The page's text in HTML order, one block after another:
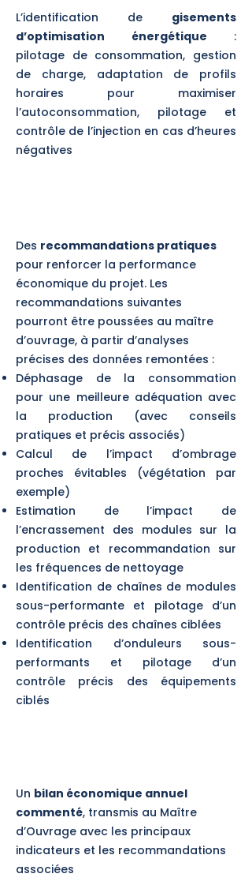
L’identification de gisements
d’optimisation énergétique :
pilotage de consommation, gestion
de charge, adaptation de profils
horaires pour maximiser
l’autoconsommation, pilotage et
contrôle de l’injection en cas d’heures
négatives
Des recommandations pratiques
pour renforcer la performance
économique du projet. Les
recommandations suivantes
pourront être poussées au maître
d’ouvrage, à partir d’analyses
précises des données remontées :
Déphasage de la consommation
pour une meilleure adéquation avec
la production (avec conseils
pratiques et précis associés)
Calcul de l’impact d’ombrage
proches évitables (végétation par
exemple)
Estimation de l’impact de
l’encrassement des modules sur la
production et recommandation sur
les fréquences de nettoyage
Identification de chaînes de modules
sous-performante et pilotage d’un
contrôle précis des chaînes ciblées
Identification d’onduleurs sous-
performants et pilotage d’un
contrôle précis des équipements
ciblés
Un bilan économique annuel
commenté, transmis au Maître
d’Ouvrage avec les principaux
indicateurs et les recommandations
associées